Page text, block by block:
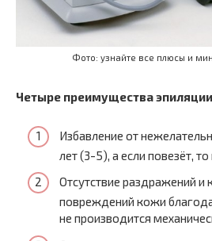
Фото: узнайте все плюсы и
Четыре преимущества
Избавление от
лет (3-5), а если повезёт, то
Отсутствие раздражений и
повреждений кожи
не производится